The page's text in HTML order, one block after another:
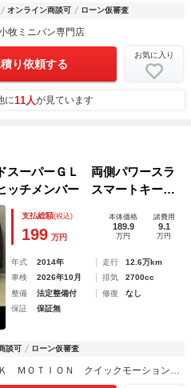
オンライン商談可 ローン仮審査
牧ミニバン専門店
り依頼する
お気に入り
に11人が見ています
スーパーＧＬ 両側パワースラ
ッチメンバー スマートキー
ビ Ｂｌｕｅｔｏｏｔｈ バ
００Ｖ シートカバー ベッ
支払総額(税込)
199 万円
本体価格
189.9
万円
諸費用
9.1
万円
年式 2014年 走行
12.6万km
車検
2026年10月 排気
2700cc
整備
法定整備付 修復
なし
保証
保証無
談可 ローン仮審査
ＱＵＩＣＫ ＭＯＴＩＯＮ クイックモーション Ｆｕｊｉｍｉ ～バン・トラック専門店～